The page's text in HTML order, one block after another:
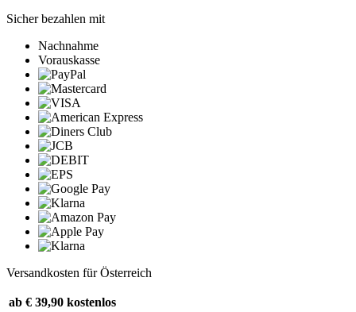
Sicher bezahlen mit
Nachnahme
Vorauskasse
Versandkosten für Österreich
ab € 39,90 kostenlos